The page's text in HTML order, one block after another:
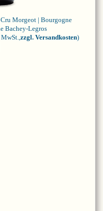
Cru Morgeot | Bourgogne
Bachey-Legros
zzgl. Versandkosten)